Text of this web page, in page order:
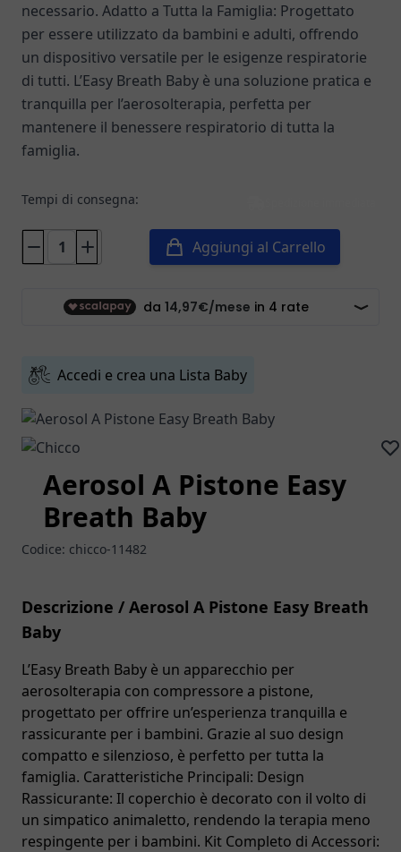
Aerosol A Pistone Easy
Breath Baby
Codice: chicco-11482
necessario. Adatto a Tutta la Famiglia: Progettato
per essere utilizzato da bambini e adulti, offrendo
un dispositivo versatile per le esigenze respiratorie
di tutti. L’Easy Breath Baby è una soluzione pratica e
tranquilla per l’aerosolterapia, perfetta per
mantenere il benessere respiratorio di tutta la
famiglia.
Tempi di consegna:
Aggiungi al Carrello
Accedi e crea una Lista Baby
Descrizione / Aerosol A Pistone Easy Breath
Baby
L’Easy Breath Baby è un apparecchio per
aerosolterapia con compressore a pistone,
progettato per offrire un’esperienza tranquilla e
rassicurante per i bambini. Grazie al suo design
compatto e silenzioso, è perfetto per tutta la
famiglia. Caratteristiche Principali: Design
Rassicurante: Il coperchio è decorato con il volto di
un simpatico animaletto, rendendo la terapia meno
respingente per i bambini. Kit Completo di Accessori: